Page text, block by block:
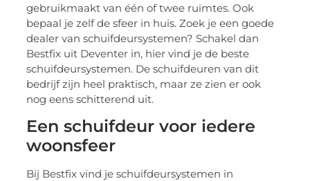
gebruikmaakt van één of twee ruimtes. Ook
bepaal je zelf de sfeer in huis. Zoek je een goede
dealer van schuifdeursystemen? Schakel dan
Bestfix uit Deventer in, hier vind je de beste
schuifdeursystemen. De schuifdeuren van dit
bedrijf zijn heel praktisch, maar ze zien er ook
nog eens schitterend uit.
Een schuifdeur voor iedere
woonsfeer
Bij Bestfix vind je schuifdeursystemen in